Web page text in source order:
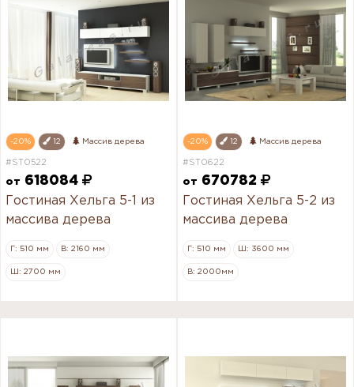
-20% 12 Массив дерева
#ST0522
от
618084
Гостиная Хельга 5-1 из
массива дерева
Г: 510 мм В: 2160 мм
Ш: 2700 мм
-20% 12 Массив дерева
#ST0622
от
670782
Гостиная Хельга 5-2 из
массива дерева
Г: 510 мм Ш: 3600 мм
В: 2000мм